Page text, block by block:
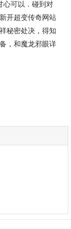
心可以．碰到对
开超变传奇网站
秘密处决，得知
，和魔龙邪眼详